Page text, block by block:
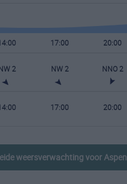
17:00 20:00
2 NW 2 NNO 2
17:00 20:00
weersverwachting voor Aspen